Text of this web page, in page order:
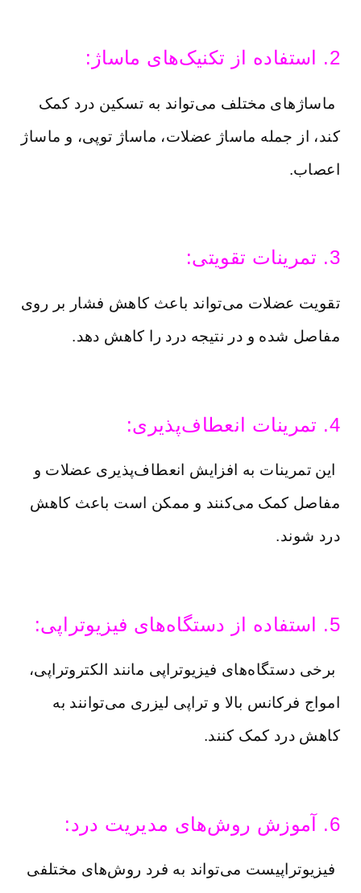
2. استفاده از تکنیک‌های ماساژ:
ماساژهای مختلف می‌تواند به تسکین درد کمک
کند، از جمله ماساژ عضلات، ماساژ توپی، و ماساژ
اعصاب.
3. تمرینات تقویتی:
تقویت عضلات می‌تواند باعث کاهش فشار بر روی
مفاصل شده و در نتیجه درد را کاهش دهد.
4. تمرینات انعطاف‌پذیری:
این تمرینات به افزایش انعطاف‌پذیری عضلات و
مفاصل کمک می‌کنند و ممکن است باعث کاهش
درد شوند.
5. استفاده از دستگاه‌های فیزیوتراپی:
برخی دستگاه‌های فیزیوتراپی مانند الکتروتراپی،
امواج فرکانس بالا و تراپی لیزری می‌توانند به
کاهش درد کمک کنند.
6. آموزش روش‌های مدیریت درد:
فیزیوتراپیست می‌تواند به فرد روش‌های مختلفی